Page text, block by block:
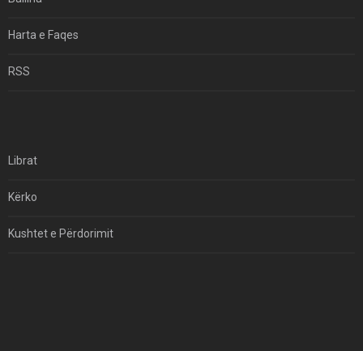
Harta e Faqes
RSS
Librat
Kërko
Kushtet e Përdorimit